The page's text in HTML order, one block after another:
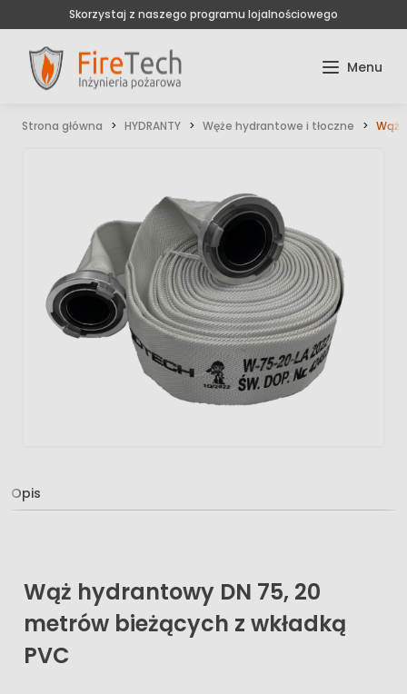
Skorzystaj z naszego programu lojalnościowego
Strona główna HYDRANTY Węże hydrantowe i tłoczne Wąż
Opis
Wąż hydrantowy DN 75, 20
metrów bieżących z wkładką
PVC